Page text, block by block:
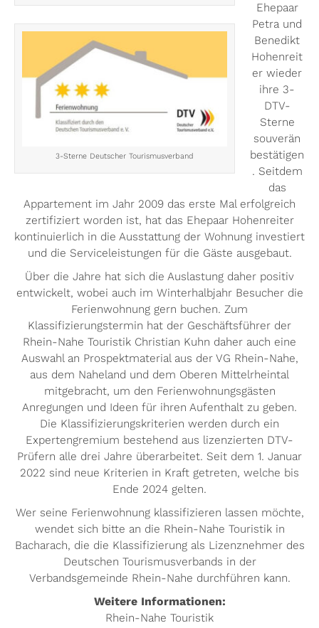
3-Sterne Deutscher Tourismusverband
Ehepaar
Petra und
Benedikt
Hohenreit
er wieder
ihre 3-
DTV-
Sterne
souverän
bestätigen
. Seitdem
das
Appartement im Jahr 2009 das erste Mal erfolgreich
zertifiziert worden ist, hat das Ehepaar Hohenreiter
kontinuierlich in die Ausstattung der Wohnung investiert
und die Serviceleistungen für die Gäste ausgebaut.
Über die Jahre hat sich die Auslastung daher positiv
entwickelt, wobei auch im Winterhalbjahr Besucher die
Ferienwohnung gern buchen. Zum
Klassifizierungstermin hat der Geschäftsführer der
Rhein-Nahe Touristik Christian Kuhn daher auch eine
Auswahl an Prospektmaterial aus der VG Rhein-Nahe,
aus dem Naheland und dem Oberen Mittelrheintal
mitgebracht, um den Ferienwohnungsgästen
Anregungen und Ideen für ihren Aufenthalt zu geben.
Die Klassifizierungskriterien werden durch ein
Expertengremium bestehend aus lizenzierten DTV-
Prüfern alle drei Jahre überarbeitet. Seit dem 1. Januar
2022 sind neue Kriterien in Kraft getreten, welche bis
Ende 2024 gelten.
Wer seine Ferienwohnung klassifizieren lassen möchte,
wendet sich bitte an die Rhein-Nahe Touristik in
Bacharach, die die Klassifizierung als Lizenznehmer des
Deutschen Tourismusverbands in der
Verbandsgemeinde Rhein-Nahe durchführen kann.
Weitere Informationen:
Rhein-Nahe Touristik